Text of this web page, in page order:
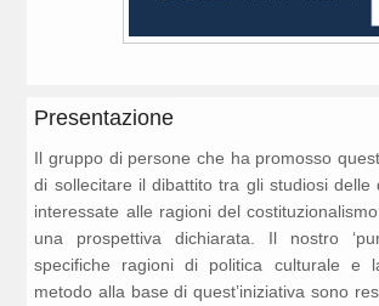
Presentazione
Il gruppo di persone che ha promosso
di sollecitare il dibattito tra gli studiosi delle
interessate alle ragioni del
una prospettiva dichiarata. Il nostro
specifiche ragioni di politica culturale e
metodo alla base di quest’iniziativa sono